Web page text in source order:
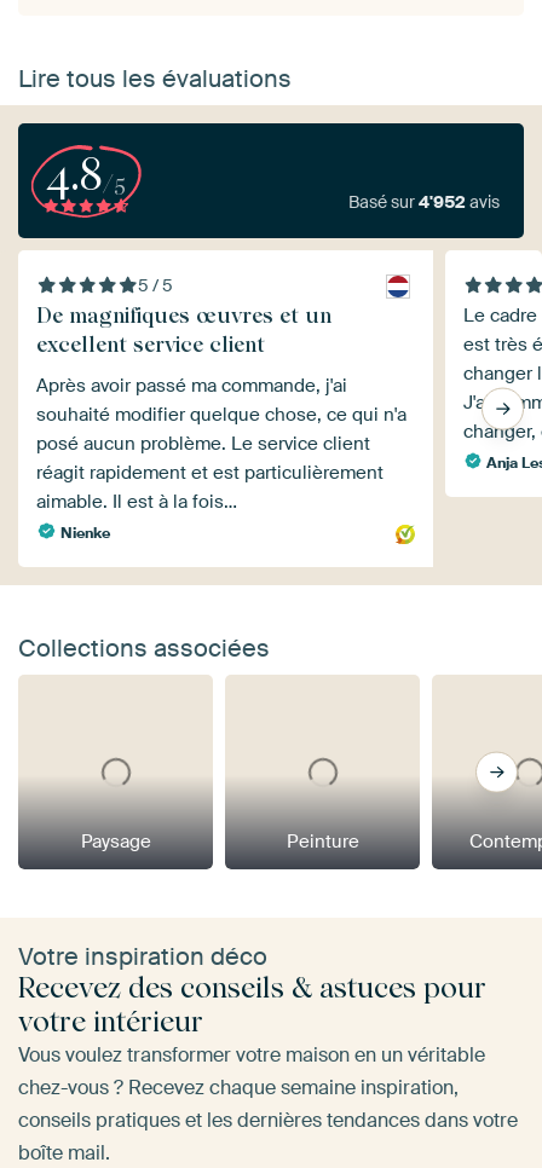
Lire tous les évaluations
4.8/5
Basé sur4'952avis
5 / 5
De magnifiques œuvres et un
excellent service client
Après avoir passé ma commande, j'ai
souhaité modifier quelque chose, ce qui n'a
posé aucun problème. Le service client
réagit rapidement et est particulièrement
aimable. Il est à la fois…
Nienke
Le
est très
changer
J'ai
Anja
Collections associées
Paysage Peinture
Votre inspiration déco
Recevez des conseils & astuces pour
votre intérieur
Vous voulez transformer votre maison en un véritable
chez-vous ? Recevez chaque semaine inspiration,
conseils pratiques et les dernières tendances dans votre
boîte mail.